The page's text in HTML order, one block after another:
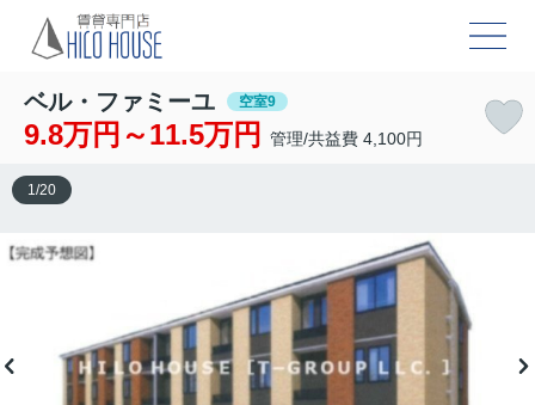
ベル・ファミーユ 空室9
9.8万円～11.5万円 管理/共益費 4,100円
1 /20